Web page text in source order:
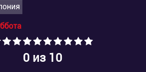
0из 10